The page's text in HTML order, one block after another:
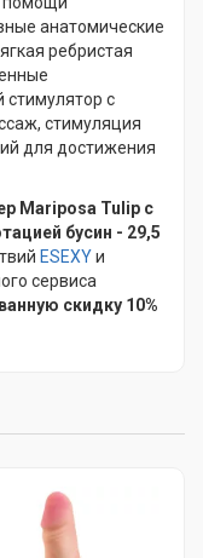
анатомические
ребристая
с
стимуляция
для достижения
Mariposa Tulip с
бусин - 29,5
ESEXYи
сервиса
скидку 10%